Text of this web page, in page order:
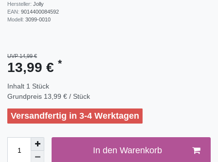
Hersteller: Jolly
EAN: 9014400084592
Modell: 3099-0010
UVP 14,99 €
13,99 € *
Inhalt 1 Stück
Grundpreis 13,99 € / Stück
Versandfertig in 3-4 Werktagen
In den Warenkorb